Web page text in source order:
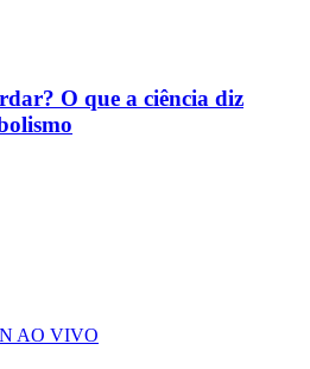
O que a ciência diz
AO VIVO